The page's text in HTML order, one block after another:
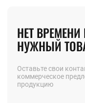
НЕТ ВРЕМЕНИ
НУЖНЫЙ
Оставьте свои
коммерческое
продукцию